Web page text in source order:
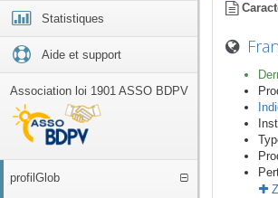
Statistiques
Aide et support
Association loi 1901 ASSO BDPV
profilGlob